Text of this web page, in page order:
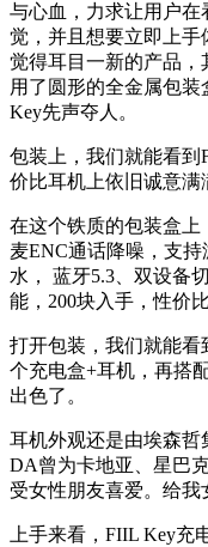
与心血，力求让用户
觉，并且想要立即上手
觉得耳目一新的产品
用了圆形的全金属包
Key先声夺人。
包装上，我们就能看
价比耳机上依旧诚意满
在这个铁质的包装盒上
麦ENC通话降噪，支
水， 蓝牙5.3、双设备
能，200块入手，性价比
打开包装，我们就能
个充电盒+耳机，再搭
出色了。
耳机外观还是由埃森
DA曾为卡地亚、星巴
受女性朋友喜爱。给我
上手来看，FIIL Key